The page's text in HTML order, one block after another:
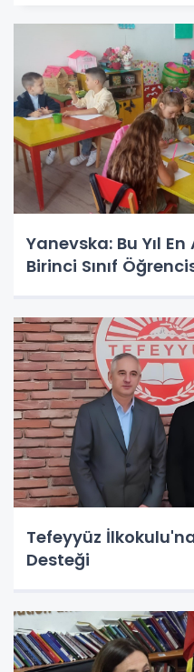
Yanevska: Bu Yıl
Birinci Sınıf
Tefeyyüz
Desteği